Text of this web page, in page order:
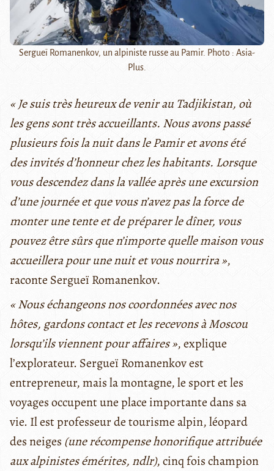
Sergueï Romanenkov, un alpiniste russe au Pamir. Photo : Asia-
Plus.
« Je suis très heureux de venir au Tadjikistan, où
les gens sont très accueillants. Nous avons passé
plusieurs fois la nuit dans le Pamir et avons été
des invités d’honneur chez les habitants. Lorsque
vous descendez dans la vallée après une excursion
d’une journée et que vous n’avez pas la force de
monter une tente et de préparer le dîner, vous
pouvez être sûrs que n’importe quelle maison vous
accueillera pour une nuit et vous nourrira »,
raconte Sergueï Romanenkov.
« Nous échangeons nos coordonnées avec nos
hôtes, gardons contact et les recevons à Moscou
lorsqu’ils viennent pour affaires », explique
l’explorateur. Sergueï Romanenkov est
entrepreneur, mais la montagne, le sport et les
voyages occupent une place importante dans sa
vie. Il est professeur de tourisme alpin, léopard
des neiges (une récompense honorifique attribuée
aux alpinistes émérites, ndlr), cinq fois champion